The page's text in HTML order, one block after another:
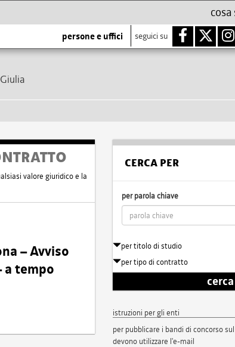
persone e uffici seguici su
valore giuridico e la
– Avviso
a tempo
CERCA PER
per parola chiave
per titolo di studio
per tipo di contratto
cerca
istruzioni per gli enti
per pubblicare i bandi di concorso
devono utilizzare l'e-mail